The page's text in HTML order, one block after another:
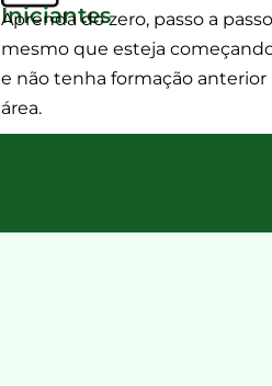
Iniciantes
Aprenda do zero, passo a
mesmo que esteja
e não tenha formação anterior
área.